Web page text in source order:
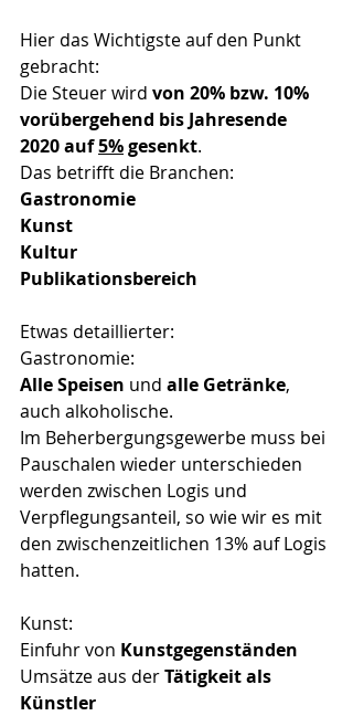
Hier das Wichtigste auf den Punkt
gebracht:
Die Steuer wird von 20% bzw. 10%
vorübergehend bis Jahresende
2020 auf 5% gesenkt.
Das betrifft die Branchen:
Gastronomie
Kunst
Kultur
Publikationsbereich
Etwas detaillierter:
Gastronomie:
Alle Speisen und alle Getränke,
auch alkoholische.
Im Beherbergungsgewerbe muss bei
Pauschalen wieder unterschieden
werden zwischen Logis und
Verpflegungsanteil, so wie wir es mit
den zwischenzeitlichen 13% auf Logis
hatten.
Kunst:
Einfuhr von Kunstgegenständen
Umsätze aus der Tätigkeit als
Künstler